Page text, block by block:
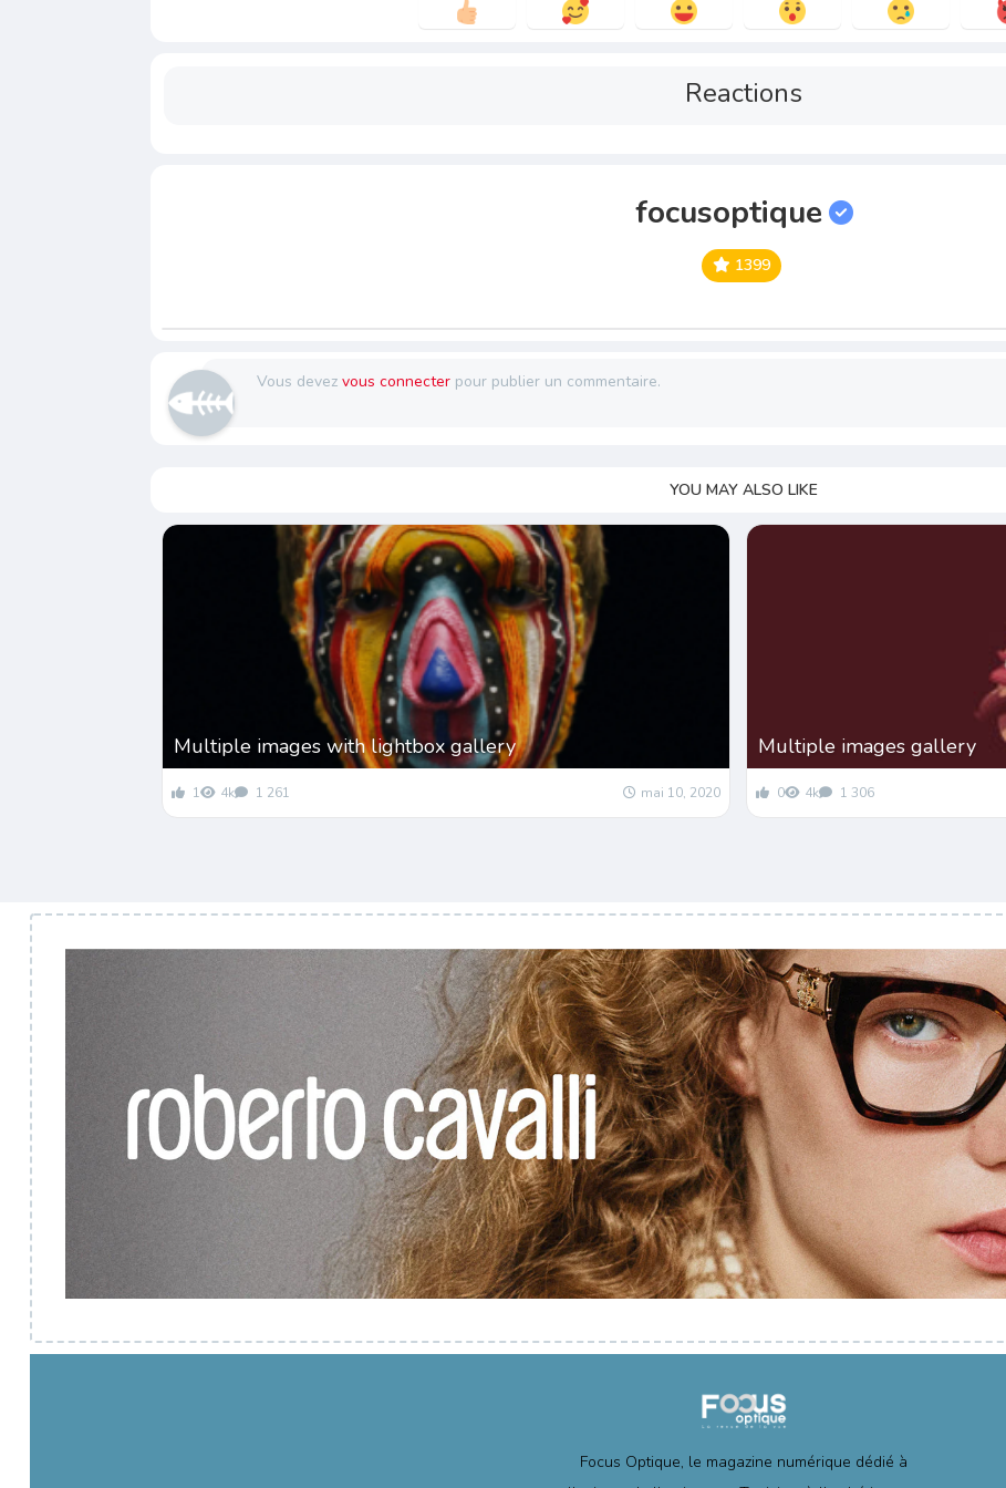
Reactions
focusoptique
1399
Vous devezvous connecter pour publier un commentaire.
YOU MAY ALSO LIKE
Multiple images with lightbox gallery
1 4k 1 261 mai 10, 2020
Multiple images gallery
0 4k 1 306
Focus Optique, le magazine numérique dédié à